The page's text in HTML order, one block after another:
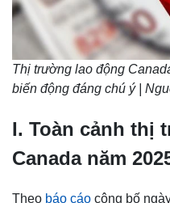
Thị trường lao động
biến động đáng chú ý |
I. Toàn cảnh thị
Canada năm
Theo báo cáo công bố